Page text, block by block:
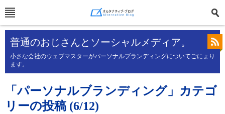
普通のおじさんとソーシャルメディア。
小さな会社のウェブマスターがパーソナルブランディングについてごにょり
ます。
「パーソナルブランディング」カテゴ
リーの投稿 (6/12)